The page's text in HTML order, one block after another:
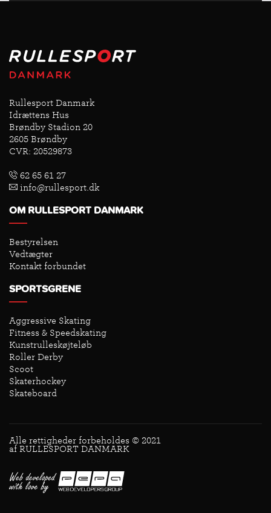
Rullesport Danmark
Idrættens Hus
Brøndby Stadion 20
2605 Brøndby
CVR: 20529873
62 65 61 27
info@rullesport.dk
OM RULLESPORT DANMARK
Bestyrelsen
Vedtægter
Kontakt forbundet
SPORTSGRENE
Aggressive Skating
Fitness & Speedskating
Kunstrulleskøjteløb
Roller Derby
Scoot
Skaterhockey
Skateboard
Alle rettigheder forbeholdes © 2021
af RULLESPORT DANMARK